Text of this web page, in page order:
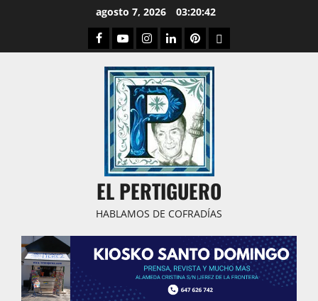
agosto 7, 2026 03:20:43
Facebook
YoutubeInstagram
LinkedPinterestDribbble
EL PERTIGUERO
HABLAMOS DE COFRADÍAS